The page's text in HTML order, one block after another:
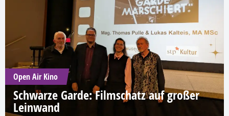
Open Air Kino
Schwarze Garde: Filmschatz auf großer
Leinwand